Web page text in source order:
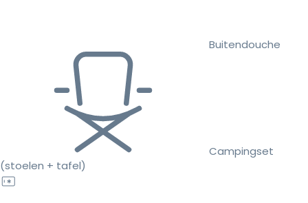
Buitendouche
Campingset
(stoelen + tafel)